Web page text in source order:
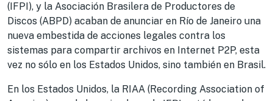
(IFPI), y la Asociación Brasilera de Productores de
Discos (ABPD) acaban de anunciar en Río de Janeiro una
nueva embestida de acciones legales contra los
sistemas para compartir archivos en Internet P2P, esta
vez no sólo en los Estados Unidos, sino también en Brasil.
En los Estados Unidos, la RIAA (Recording Association of